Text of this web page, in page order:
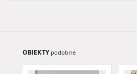
OBIEKTY podobne